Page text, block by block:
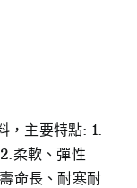
，主要特點: 1.
柔軟、彈性
命長、耐寒耐